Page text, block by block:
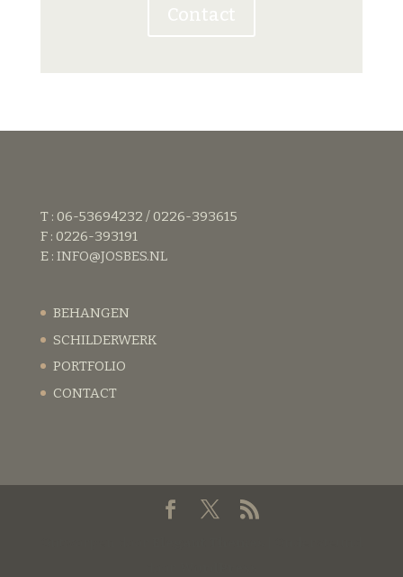
Contact
T : 06-53694232 / 0226-393615
F : 0226-393191
E : INFO@JOSBES.NL
BEHANGEN
SCHILDERWERK
PORTFOLIO
CONTACT